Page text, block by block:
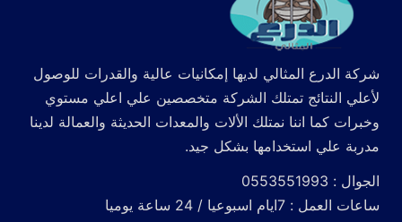
شركة الدرع المثالي لديها إمكانيات عالية والقدرات للوصول
لأعلي النتائج تمتلك الشركة متخصصين علي اعلي مستوي
وخبرات كما اننا نمتلك الألات والمعدات الحديثة والعمالة لدينا
مدربة علي استخدامها بشكل جيد.
الجوال : 0553551993
ساعات العمل : 7ايام اسبوعيا / 24 ساعة يوميا